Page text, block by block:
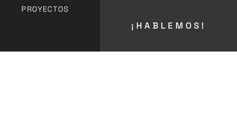
PROYECTOS
¡HABLEMOS!